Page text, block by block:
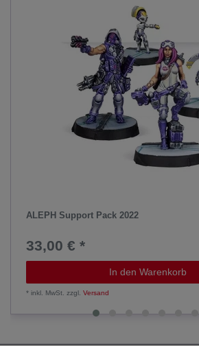
ALEPH Support Pack 2022
33,00 € *
In den Warenkorb
*inkl. MwSt. zzgl.Versand